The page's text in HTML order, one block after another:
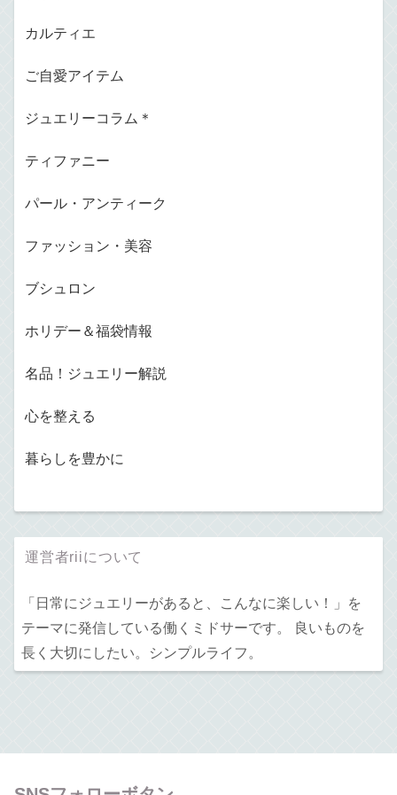
カルティエ
ご自愛アイテム
ジュエリーコラム＊
ティファニー
パール・アンティーク
ファッション・美容
ブシュロン
ホリデー＆福袋情報
名品！ジュエリー解説
心を整える
暮らしを豊かに
運営者riiについて
「日常にジュエリーがあると、こんなに楽しい！」を
テーマに発信している働くミドサーです。 良いものを
長く大切にしたい。シンプルライフ。